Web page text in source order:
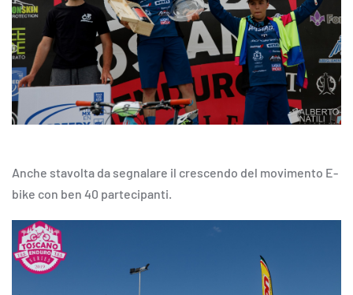
Anche stavolta da segnalare il crescendo del movimento E-
bike con ben 40 partecipanti.